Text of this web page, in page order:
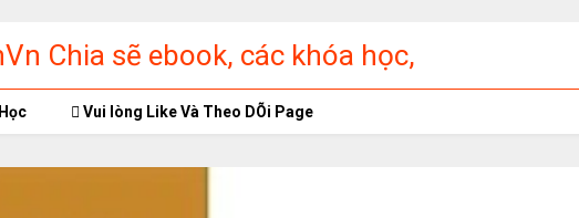
Chia sẽ ebook, các khóa học,
tập miễn phí
Vui lòng Like Và Theo DÕi Page